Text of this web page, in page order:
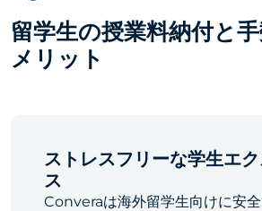
留学生の授業料納付と
メリット
ストレスフリーな学生エ
ス
Converaは海外留学生向けに安